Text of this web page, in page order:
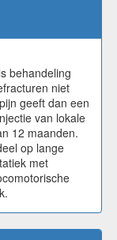
behandeling
niet
geeft dan een
van lokale
12 maanden.
op lange
met